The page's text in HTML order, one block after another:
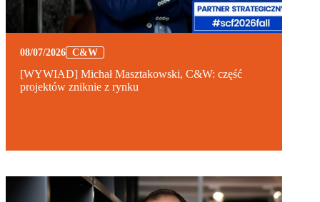
08/07/2026 C&W
[WYWIAD] Michał Masztakowski, C&W: część
projektów zniknie z rynku